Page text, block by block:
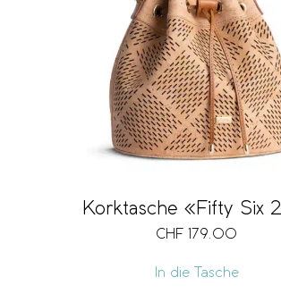
Korktasche «Fifty Six
CHF 179.00
In die Tasche